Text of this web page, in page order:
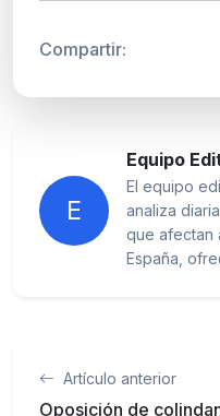
Compartir:
E
Equipo
El equipo
analiza
que afectan
España,
Artículo anterior
Oposición de